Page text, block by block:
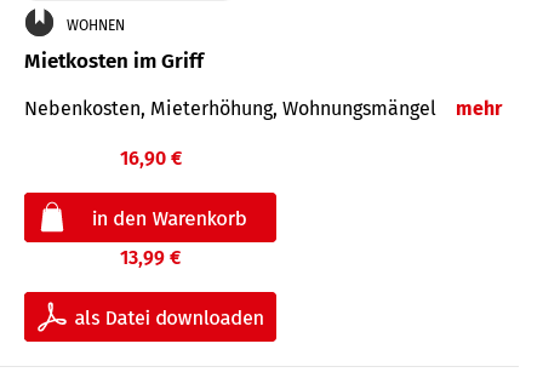
WOHNEN
Mietkosten im Griff
Nebenkosten, Mieterhöhung, Wohnungsmängel mehr
16,90 €
13,99 €